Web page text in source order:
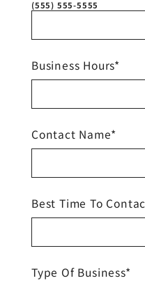
(555) 555-5555
Business Hours*
Contact Name*
Best Time To
Type Of Business*